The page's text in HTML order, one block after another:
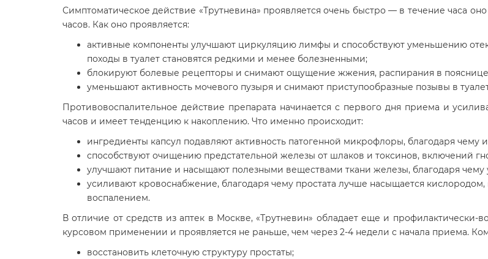
Симптоматическое действие «Трутневина» проявляется очень быстро — в течение часа
часов. Как оно проявляется:
активные компоненты улучшают циркуляцию лимфы и способствуют уменьшению
походы в туалет становятся редкими и менее болезненными;
блокируют болевые рецепторы и снимают ощущение жжения, распирания в пояснице
уменьшают активность мочевого пузыря и снимают приступообразные позывы в
Противовоспалительное действие препарата начинается с первого дня приема и
часов и имеет тенденцию к накоплению. Что именно происходит:
ингредиенты капсул подавляют активность патогенной микрофлоры, благодаря чему
способствуют очищению предстательной железы от шлаков и токсинов, включений
улучшают питание и насыщают полезными веществами ткани железы, благодаря чему
усиливают кровоснабжение, благодаря чему простата лучше насыщается
воспалением.
В отличие от средств из аптек в Москве, «Трутневин» обладает еще и профилактически-
курсовом применении и проявляется не раньше, чем через 2-4 недели с начала приема.
восстановить клеточную структуру простаты;